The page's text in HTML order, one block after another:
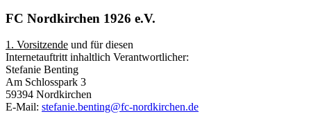
FC Nordkirchen 1926 e.V.
1. Vorsitzende und für diesen
Internetauftritt inhaltlich Verantwortlicher:
Stefanie Benting
Am Schlosspark 3
59394 Nordkirchen
E-Mail: stefanie.benting@fc-nordkirchen.de